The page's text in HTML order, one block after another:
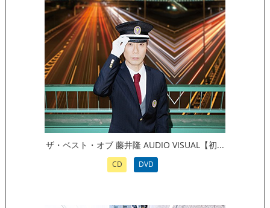
ザ・ベスト・オブ 藤井隆 AUDIO VISUAL【初...
CD DVD